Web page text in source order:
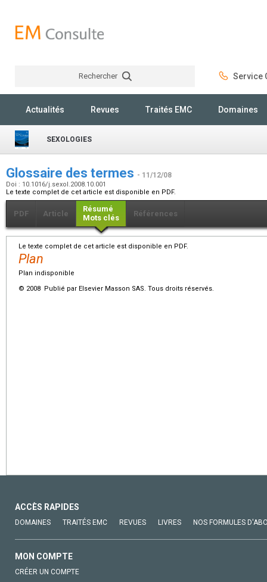
Rechercher Service
Actualités Revues Traités EMC Domaines
SEXOLOGIES
Glossaire des termes - 11/12/08
Doi : 10.1016/j.sexol.2008.10.001
Le texte complet de cet article est disponible en PDF.
PDF Article
Résumé
Mots clés
Références
Le texte complet de cet article est disponible en PDF.
Plan
Plan indisponible
© 2008 Publié par Elsevier Masson SAS. Tous droits réservés.
ACCÈS RAPIDES
DOMAINES TRAITÉS EMC REVUES LIVRES NOS FORMULES
MON COMPTE
CRÉER UN COMPTE